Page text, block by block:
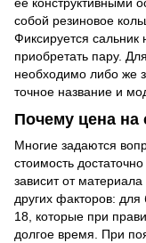
собой резиновое
Фиксируется сальник
приобретать пару.
необходимо либо же
точное название и
Почему цена на
Многие задаются
стоимость
зависит от
других факторов:
18, которые при
долгое время. При